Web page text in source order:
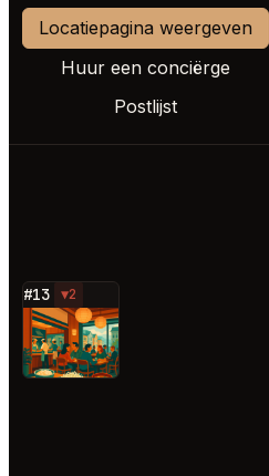
Locatiepagina weergeven
Huur een conciërge
Postlijst
#13 ▼2
⭐